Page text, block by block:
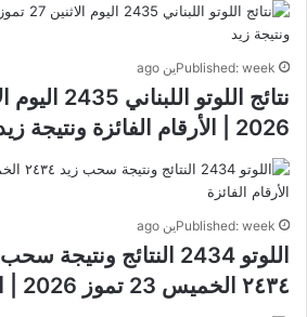
Published: weekين ago
2026 | الأرقام الفائزة ونتيجة زيد
Published: weekين ago
اللوتو 2434 النتائج ونتيجة
٢٤٣٤ الخميس 23 تموز 2026 | الأرقام الفائزة